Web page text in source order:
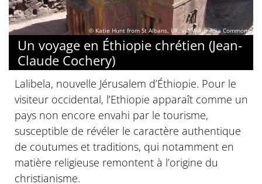
© Katie Hunt from St Albans, UK, via Wikimedia Commons
Un voyage en Éthiopie chrétien (Jean-
Claude Cochery)
Lalibela, nouvelle Jérusalem d’Éthiopie. Pour le
visiteur occidental, l’Ethiopie apparaît comme un
pays non encore envahi par le tourisme,
susceptible de révéler le caractère authentique
de coutumes et traditions, qui notamment en
matière religieuse remontent à l’origine du
christianisme.